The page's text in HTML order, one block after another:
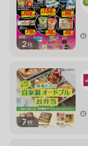
2枚
7枚